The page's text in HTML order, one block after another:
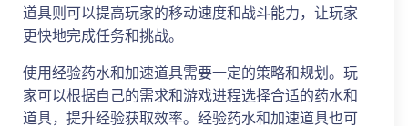
道具则可以提高玩家的移动速度和战斗能力，让玩家
更快地完成任务和挑战。
使用经验药水和加速道具需要一定的策略和规划。玩
家可以根据自己的需求和游戏进程选择合适的药水和
道具，提升经验获取效率。经验药水和加速道具也可